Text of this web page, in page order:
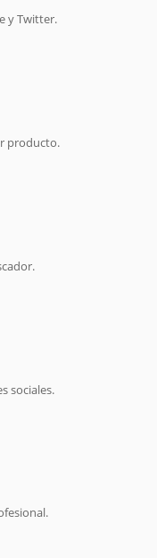
y Twitter.
producto.
sociales.